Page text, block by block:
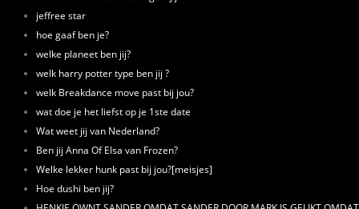
jeffree star
hoe gaaf ben je?
welke planeet ben jij?
welk harry potter type ben jij ?
welk Breakdance move past bij jou?
wat doe je het liefst op je 1ste date
Wat weet jij van Nederland?
Ben jij Anna Of Elsa van Frozen?
Welke lekker hunk past bij jou?[meisjes]
Hoe dushi ben jij?